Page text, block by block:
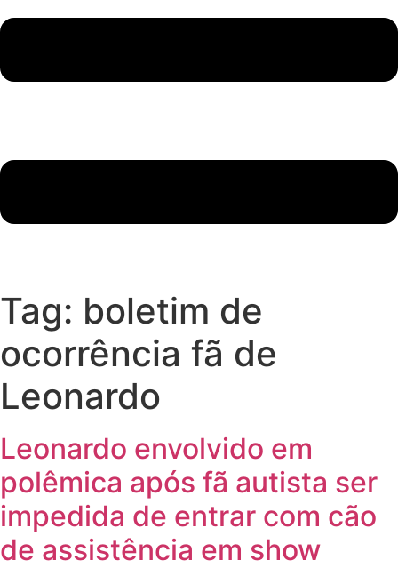
Tag: boletim de
ocorrência fã de
Leonardo
Leonardo envolvido em
polêmica após fã autista ser
impedida de entrar com cão
de assistência em show